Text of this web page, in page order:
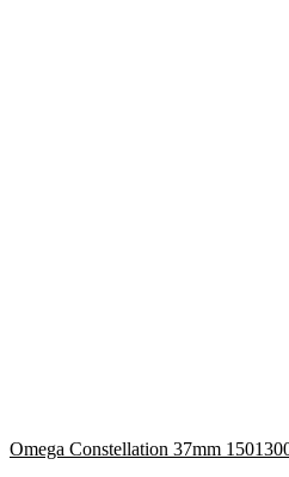
Omega Constellation 37mm